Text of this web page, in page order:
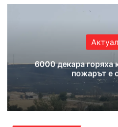
te bo
6000 декара горяха
пожарът е